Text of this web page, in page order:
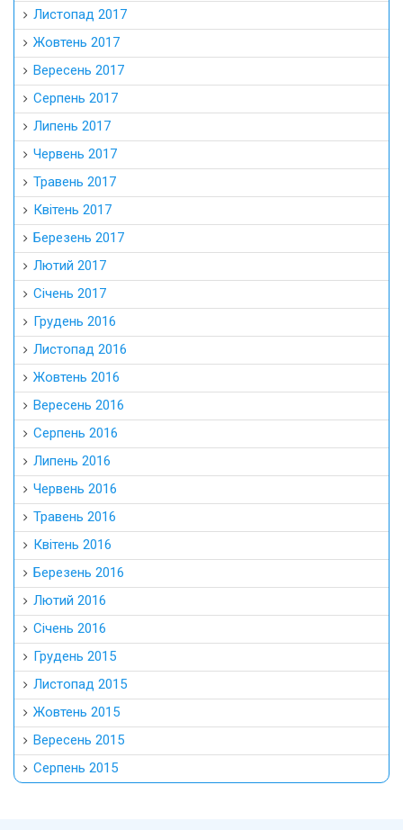
Листопад 2017
Жовтень 2017
Вересень 2017
Серпень 2017
Липень 2017
Червень 2017
Травень 2017
Квітень 2017
Березень 2017
Лютий 2017
Січень 2017
Грудень 2016
Листопад 2016
Жовтень 2016
Вересень 2016
Серпень 2016
Липень 2016
Червень 2016
Травень 2016
Квітень 2016
Березень 2016
Лютий 2016
Січень 2016
Грудень 2015
Листопад 2015
Жовтень 2015
Вересень 2015
Серпень 2015